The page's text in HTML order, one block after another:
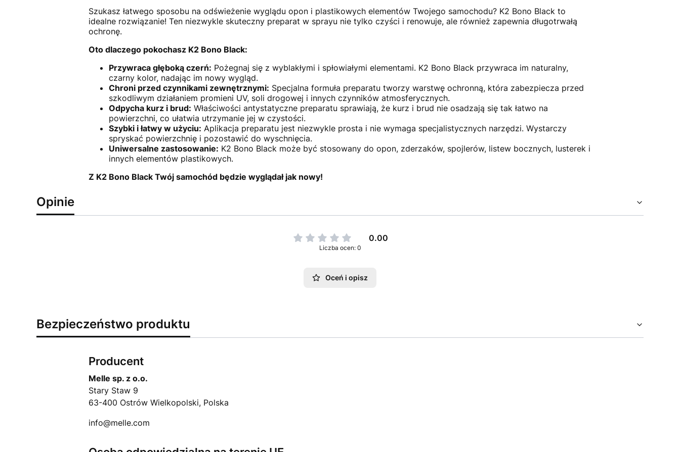
Szukasz łatwego sposobu na odświeżenie wyglądu opon i plastikowych elementów Twojego samochodu? K2 Bono Black to
idealne rozwiązanie! Ten niezwykle skuteczny preparat w sprayu nie tylko czyści i renowuje, ale również zapewnia długotrwałą
ochronę.
Oto dlaczego pokochasz K2 Bono Black:
Przywraca głęboką czerń: Pożegnaj się z wyblakłymi i spłowiałymi elementami. K2 Bono Black przywraca im naturalny,
czarny kolor, nadając im nowy wygląd.
Chroni przed czynnikami zewnętrznymi: Specjalna formuła preparatu tworzy warstwę ochronną, która zabezpiecza przed
szkodliwym działaniem promieni UV, soli drogowej i innych czynników atmosferycznych.
Odpycha kurz i brud: Właściwości antystatyczne preparatu sprawiają, że kurz i brud nie osadzają się tak łatwo na
powierzchni, co ułatwia utrzymanie jej w czystości.
Szybki i łatwy w użyciu: Aplikacja preparatu jest niezwykle prosta i nie wymaga specjalistycznych narzędzi. Wystarczy
spryskać powierzchnię i pozostawić do wyschnięcia.
Uniwersalne zastosowanie: K2 Bono Black może być stosowany do opon, zderzaków, spojlerów, listew bocznych, lusterek i
innych elementów plastikowych.
Z K2 Bono Black Twój samochód będzie wyglądał jak nowy!
Opinie
0.00
Liczba ocen: 0
Oceń i opisz
Bezpieczeństwo produktu
Producent
Melle sp. z o.o.
Stary Staw 9
63-400 Ostrów Wielkopolski, Polska
info@melle.com